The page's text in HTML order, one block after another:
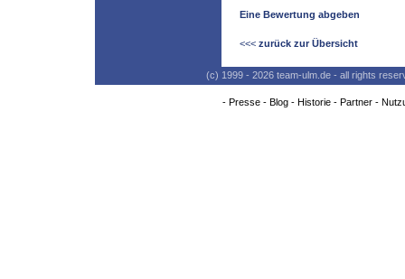
Eine Bewertung abgeben
<<< zurück zur Übersicht
(c) 1999 - 2026 team-ulm.de - all rights
- Presse- Blog- Historie- Partner-